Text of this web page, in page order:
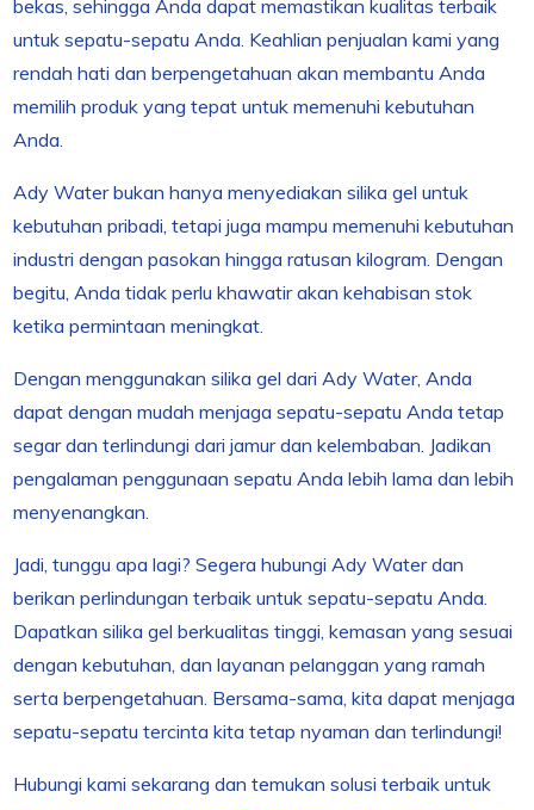
bekas, sehingga Anda dapat memastikan kualitas terbaik
untuk sepatu-sepatu Anda. Keahlian penjualan kami yang
rendah hati dan berpengetahuan akan membantu Anda
memilih produk yang tepat untuk memenuhi kebutuhan
Anda.
Ady Water bukan hanya menyediakan silika gel untuk
kebutuhan pribadi, tetapi juga mampu memenuhi kebutuhan
industri dengan pasokan hingga ratusan kilogram. Dengan
begitu, Anda tidak perlu khawatir akan kehabisan stok
ketika permintaan meningkat.
Dengan menggunakan silika gel dari Ady Water, Anda
dapat dengan mudah menjaga sepatu-sepatu Anda tetap
segar dan terlindungi dari jamur dan kelembaban. Jadikan
pengalaman penggunaan sepatu Anda lebih lama dan lebih
menyenangkan.
Jadi, tunggu apa lagi? Segera hubungi Ady Water dan
berikan perlindungan terbaik untuk sepatu-sepatu Anda.
Dapatkan silika gel berkualitas tinggi, kemasan yang sesuai
dengan kebutuhan, dan layanan pelanggan yang ramah
serta berpengetahuan. Bersama-sama, kita dapat menjaga
sepatu-sepatu tercinta kita tetap nyaman dan terlindungi!
Hubungi kami sekarang dan temukan solusi terbaik untuk